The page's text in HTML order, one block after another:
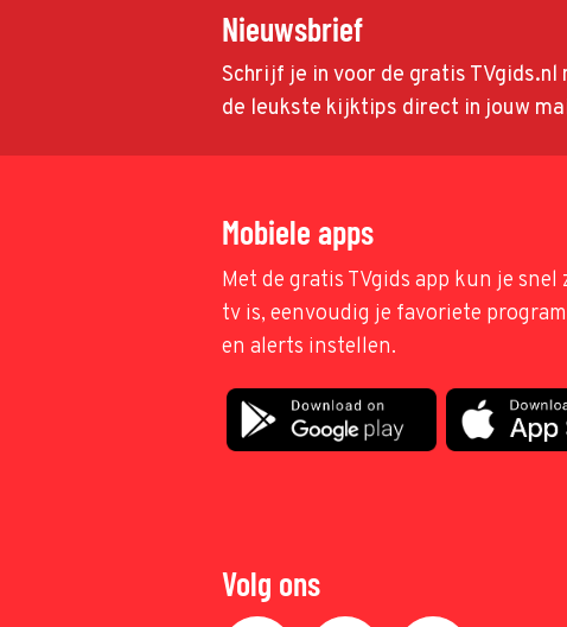
Nieuwsbrief
Schrijf je in voor de gratis
de leukste kijktips direct in jouw
Mobiele apps
Met de gratis TVgids app kun je snel
tv is, eenvoudig je favoriete
en alerts instellen.
Volg ons